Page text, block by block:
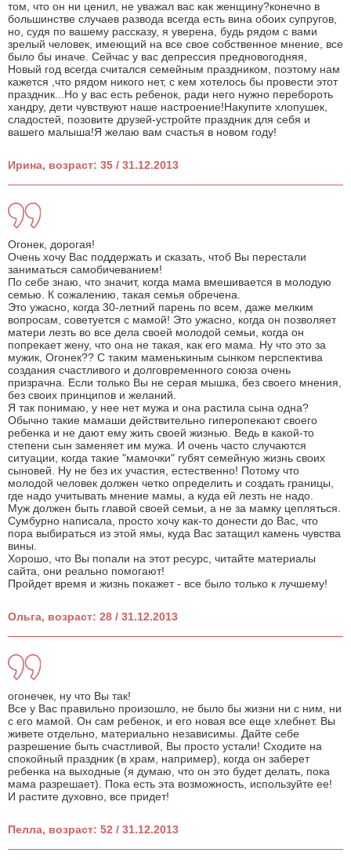
том, что он ни ценил, не уважал вас как женщину?конечно в
большинстве случаев развода всегда есть вина обоих супругов,
но, судя по вашему рассказу, я уверена, будь рядом с вами
зрелый человек, имеющий на все свое собственное мнение, все
было бы иначе. Сейчас у вас депрессия предновогодняя,
Новый год всегда считался семейным праздником, поэтому нам
кажется ,что рядом никого нет, с кем хотелось бы провести этот
праздник...Но у вас есть ребенок, ради него нужно перебороть
хандру, дети чувствуют наше настроение!Накупите хлопушек,
сладостей, позовите друзей-устройте праздник для себя и
вашего малыша!Я желаю вам счастья в новом году!
Ирина, возраст: 35 / 31.12.2013
Огонек, дорогая!
Очень хочу Вас поддержать и сказать, чтоб Вы перестали
заниматься самобичеванием!
По себе знаю, что значит, когда мама вмешивается в молодую
семью. К сожалению, такая семья обречена.
Это ужасно, когда 30-летний парень по всем, даже мелким
вопросам, советуется с мамой! Это ужасно, когда он позволяет
матери лезть во все дела своей молодой семьи, когда он
попрекает жену, что она не такая, как его мама. Ну что это за
мужик, Огонек?? С таким маменькиным сынком перспектива
создания счастливого и долговременного союза очень
призрачна. Если только Вы не серая мышка, без своего мнения,
без своих принципов и желаний.
Я так понимаю, у нее нет мужа и она растила сына одна?
Обычно такие мамаши действительно гиперопекают своего
ребенка и не дают ему жить своей жизнью. Ведь в какой-то
степени сын заменяет им мужа. И очень часто случаются
ситуации, когда такие "мамочки" губят семейную жизнь своих
сыновей. Ну не без их участия, естественно! Потому что
молодой человек должен четко определить и создать границы,
где надо учитывать мнение мамы, а куда ей лезть не надо.
Муж должен быть главой своей семьи, а не за мамку цепляться.
Сумбурно написала, просто хочу как-то донести до Вас, что
пора выбираться из этой ямы, куда Вас затащил камень чувства
вины.
Хорошо, что Вы попали на этот ресурс, читайте материалы
сайта, они реально помогают!
Пройдет время и жизнь покажет - все было только к лучшему!
Ольга, возраст: 28 / 31.12.2013
огонечек, ну что Вы так!
Все у Вас правильно произошло, не было бы жизни ни с ним, ни
с его мамой. Он сам ребенок, и его новая все еще хлебнет. Вы
живете отдельно, материально независимы. Дайте себе
разрешение быть счастливой, Вы просто устали! Сходите на
спокойный праздник (в храм, например), когда он заберет
ребенка на выходные (я думаю, что он это будет делать, пока
мама разрешает). Пока есть эта возможность, используйте ее!
И растите духовно, все придет!
Пелла, возраст: 52 / 31.12.2013